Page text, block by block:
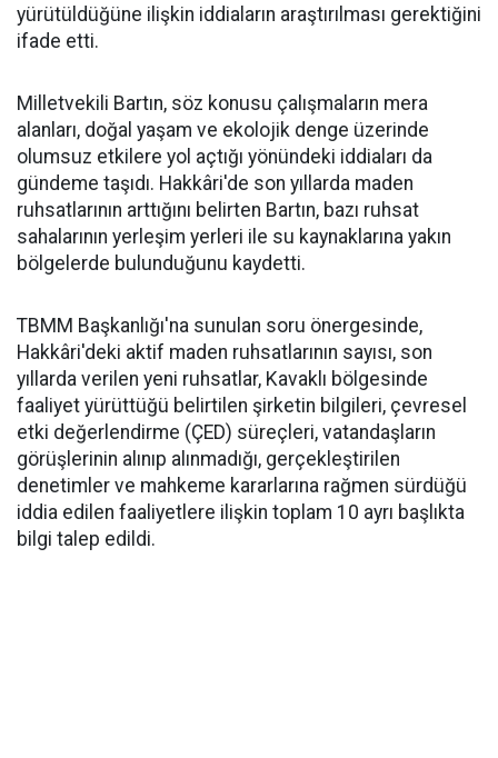
yürütüldüğüne ilişkin iddiaların araştırılması gerektiğini
ifade etti.
Milletvekili Bartın, söz konusu çalışmaların mera
alanları, doğal yaşam ve ekolojik denge üzerinde
olumsuz etkilere yol açtığı yönündeki iddiaları da
gündeme taşıdı. Hakkâri'de son yıllarda maden
ruhsatlarının arttığını belirten Bartın, bazı ruhsat
sahalarının yerleşim yerleri ile su kaynaklarına yakın
bölgelerde bulunduğunu kaydetti.
TBMM Başkanlığı'na sunulan soru önergesinde,
Hakkâri'deki aktif maden ruhsatlarının sayısı, son
yıllarda verilen yeni ruhsatlar, Kavaklı bölgesinde
faaliyet yürüttüğü belirtilen şirketin bilgileri, çevresel
etki değerlendirme (ÇED) süreçleri, vatandaşların
görüşlerinin alınıp alınmadığı, gerçekleştirilen
denetimler ve mahkeme kararlarına rağmen sürdüğü
iddia edilen faaliyetlere ilişkin toplam 10 ayrı başlıkta
bilgi talep edildi.